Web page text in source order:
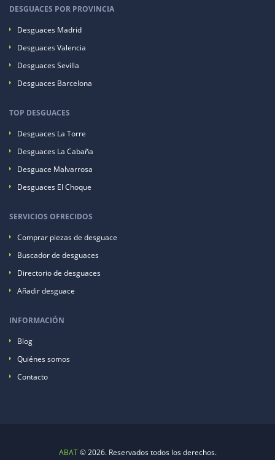
DESGUACES POR PROVINCIA
Desguaces Madrid
Desguaces Valencia
Desguaces Sevilla
Desguaces Barcelona
TOP DESGUACES
Desguaces La Torre
Desguaces La Cabaña
Desguace Malvarrosa
Desguaces El Choque
SERVICIOS OFRECIDOS
Comprar piezas de desguace
Buscador de desguaces
Directorio de desguaces
Añadir desguace
INFORMACIÓN
Blog
Quiénes somos
Contacto
ABAT© 2026. Reservados todos los derechos.